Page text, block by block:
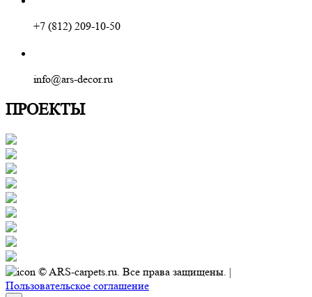
+7 (812) 209-10-50
info@ars-decor.ru
ПРОЕКТЫ
© ARS-carpets.ru. Все права защищены. |
Пользовательское соглашение